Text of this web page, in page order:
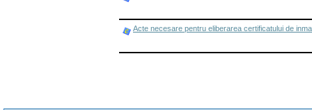
Acte necesare pentru eliberarea certificatului de